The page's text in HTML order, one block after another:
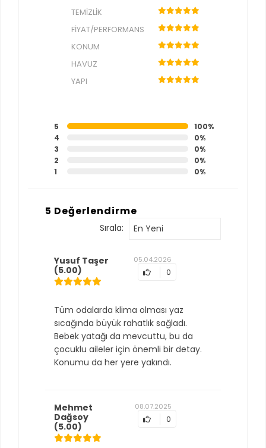
TEMIZLIK
FIYAT/PERFORMANS
KONUM
HAVUZ
YAPI
5
100%
4
0%
3
0%
2
0%
1
0%
5 Değerlendirme
Sırala: En Yeni
Yusuf Taşer
(5.00)
05.04.2026
0
Tüm odalarda klima olması yaz
sıcağında büyük rahatlık sağladı.
Bebek yatağı da mevcuttu, bu da
çocuklu aileler için önemli bir detay.
Konumu da her yere yakındı.
Mehmet
Dağsoy
(5.00)
08.07.2025
0